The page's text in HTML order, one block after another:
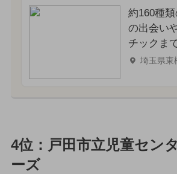
約160種
の出会い
チックま
埼玉県東
4位：戸田市立児童セン
ーズ